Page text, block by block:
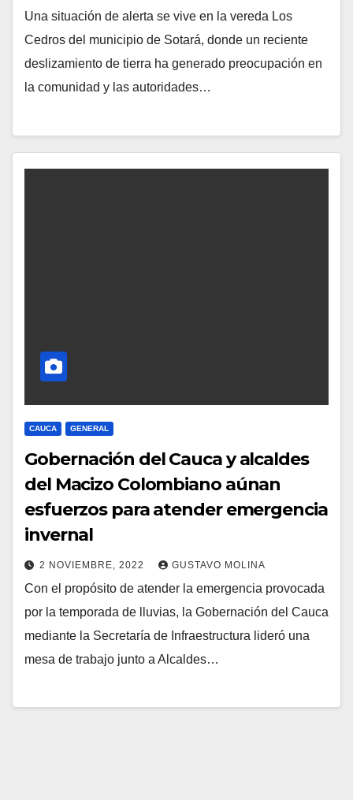
Una situación de alerta se vive en la vereda Los
Cedros del municipio de Sotará, donde un reciente
deslizamiento de tierra ha generado preocupación en
la comunidad y las autoridades…
CAUCA GENERAL
Gobernación del Cauca y alcaldes
del Macizo Colombiano aúnan
esfuerzos para atender emergencia
invernal
2 NOVIEMBRE, 2022 GUSTAVO MOLINA
Con el propósito de atender la emergencia provocada
por la temporada de lluvias, la Gobernación del Cauca
mediante la Secretaría de Infraestructura lideró una
mesa de trabajo junto a Alcaldes…